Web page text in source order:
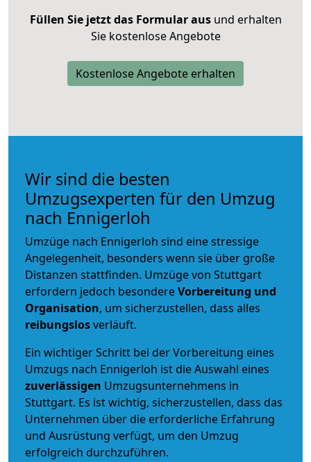
Füllen Sie jetzt das Formular ausund erhalten
Sie kostenlose Angebote
Kostenlose Angebote erhalten
Wir sind die besten
Umzugsexperten für den Umzug
nach Ennigerloh
Umzüge nach Ennigerloh sind eine stressige
Angelegenheit, besonders wenn sie über große
Distanzen stattfinden. Umzüge von Stuttgart
erfordern jedoch besondereVorbereitung und
Organisation, um sicherzustellen, dass alles
reibungslosverläuft.
Ein wichtiger Schritt bei der Vorbereitung eines
Umzugs nach Ennigerloh ist die Auswahl eines
zuverlässigen Umzugsunternehmens in
Stuttgart. Es ist wichtig, sicherzustellen, dass das
Unternehmen über die erforderliche Erfahrung
und Ausrüstung verfügt, um den Umzug
erfolgreich durchzuführen.